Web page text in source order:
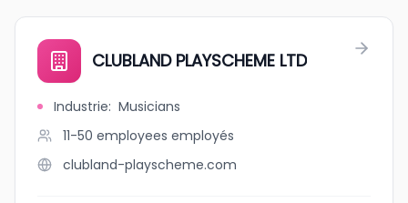
CLUBLAND PLAYSCHEME LTD
Industrie: Musicians
11-50 employees employés
clubland-playscheme.com